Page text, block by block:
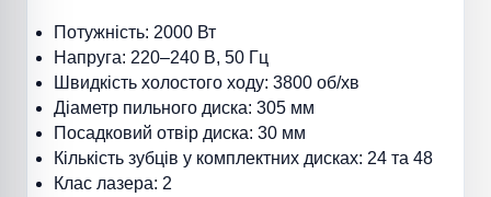
Потужність: 2000 Вт
Напруга: 220–240 В, 50 Гц
Швидкість холостого ходу: 3800 об/хв
Діаметр пильного диска: 305 мм
Посадковий отвір диска: 30 мм
Кількість зубців у комплектних дисках: 24 та 48
Клас лазера: 2